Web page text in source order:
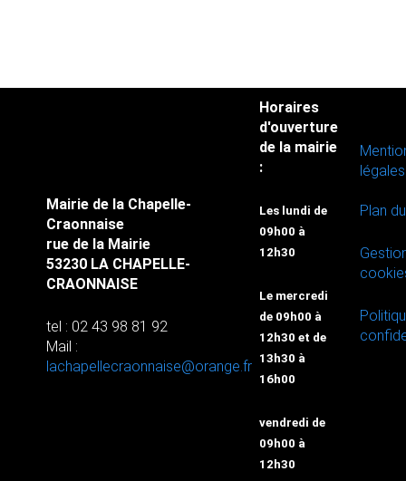
Mairie de la Chapelle-
Craonnaise
rue de la Mairie
53230 LA CHAPELLE-
CRAONNAISE
tel : 02 43 98 81 92
Mail :
lachapellecraonnaise@orange.fr
Horaires
d'ouverture
de la mairie
:
Les lundi de
09h00 à
12h30
Le mercredi
de 09h00 à
12h30 et de
13h30 à
16h00
vendredi de
09h00 à
12h30
légales
Plan